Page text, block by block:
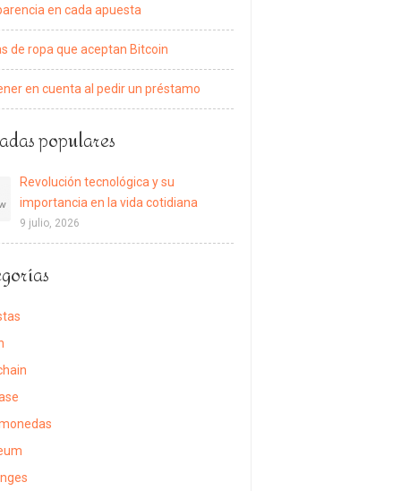
en cada apuesta
de ropa que aceptan Bitcoin
en cuenta al pedir un préstamo
populares
Revolución tecnológica y su
importancia en la vida cotidiana
9 julio, 2026